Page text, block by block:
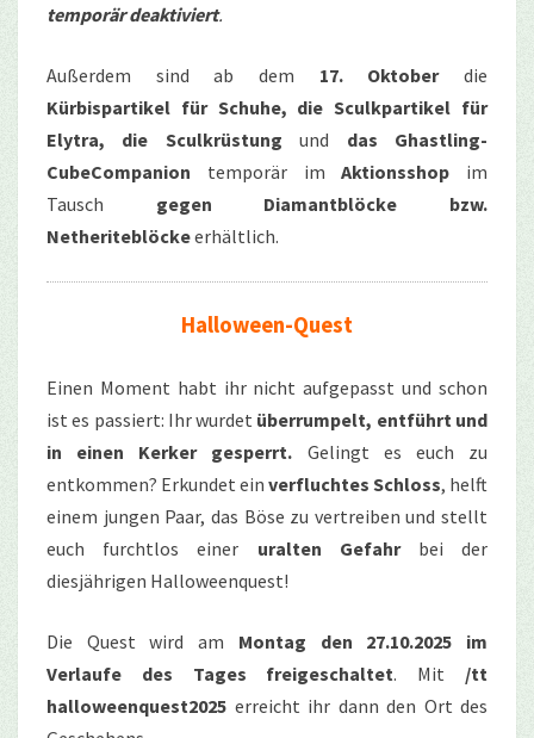
temporär deaktiviert.
Außerdem sind ab dem 17. Oktober die
Kürbispartikel für Schuhe, die Sculkpartikel für
Elytra, die Sculkrüstung und das Ghastling-
CubeCompanion temporär imAktionsshop im
Tausch gegen Diamantblöcke bzw.
Netheriteblöckeerhältlich.
Halloween-Quest
Einen Moment habt ihr nicht aufgepasst und schon
ist es passiert: Ihr wurdet überrumpelt, entführt und
in einen Kerker gesperrt. Gelingt es euch zu
entkommen? Erkundet ein verfluchtes Schloss, helft
einem jungen Paar, das Böse zu vertreiben und stellt
euch furchtlos einer uralten Gefahrbei der
diesjährigen Halloweenquest!
Die Quest wird am Montag den 27.10.2025 im
Verlaufe des Tages freigeschaltet. Mit /tt
halloweenquest2025 erreicht ihr dann den Ort des